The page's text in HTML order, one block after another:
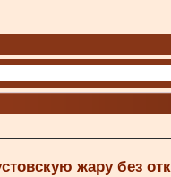
жару без